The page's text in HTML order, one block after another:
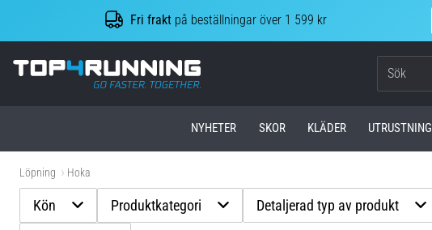
Fri frakt på beställningar över 1 599 kr
Top4Running.se
NYHETER SKOR KLÄDER UTRUSTNING
Löpning Hoka
Kön Produktkategori Detaljerad typ av produkt